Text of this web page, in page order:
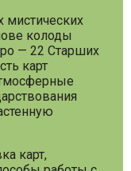
мистических
колоды
— 22 Старших
карт
карт,